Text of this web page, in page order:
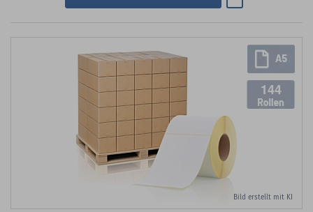
144
Bild erstellt mit KI